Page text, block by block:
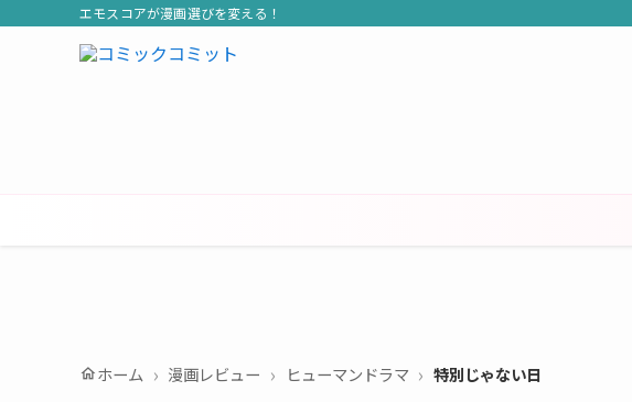
エモスコアが漫画選びを変える！
homeホーム 漫画レビュー ヒューマンドラマ 特別じゃない日